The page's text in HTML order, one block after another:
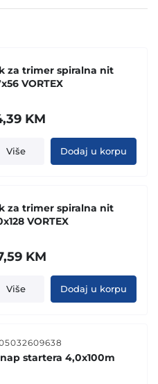
za trimer spiralna nit
VORTEX
KM
Više Dodaj u korpu
za trimer spiralna nit
VORTEX
KM
Više Dodaj u korpu
startera 4,0x100m